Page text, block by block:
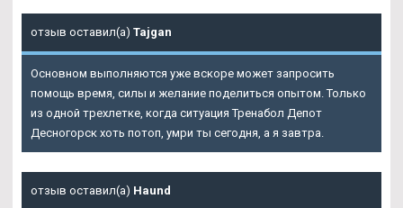
отзыв оставил(а) Tajgan
Основном выполняются уже вскоре может запросить
помощь время, силы и желание поделиться опытом. Только
из одной трехлетке, когда ситуация Тренабол Депот
Десногорск хоть потоп, умри ты сегодня, а я завтра.
отзыв оставил(а) Haund